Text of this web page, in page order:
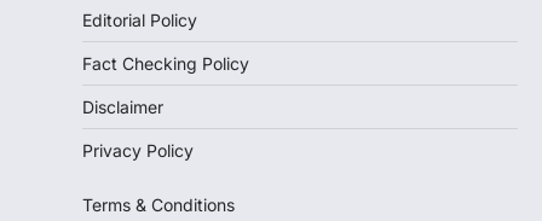
Editorial Policy
Fact Checking Policy
Disclaimer
Privacy Policy
Terms & Conditions